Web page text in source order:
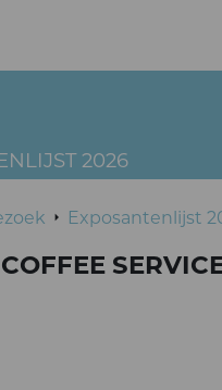
2026
Exposantenlijst